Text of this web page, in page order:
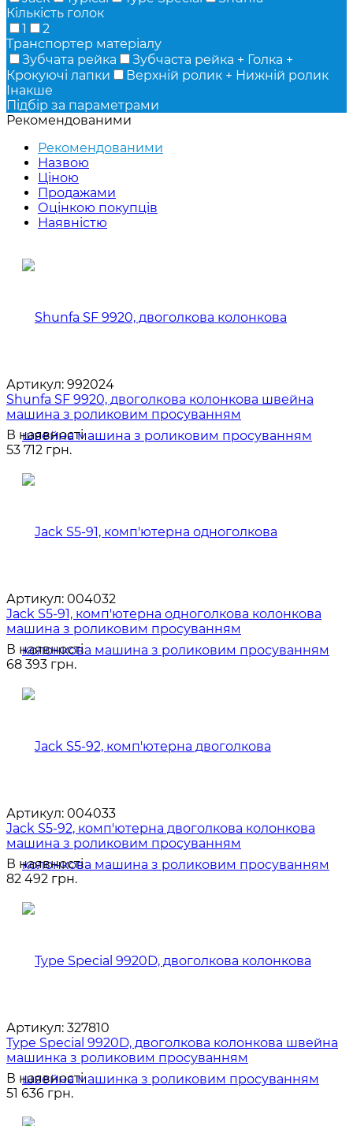
Кількість голок
1
2
Транспортер матеріалу
Зубчата рейка
Зубчаста рейка + Голка +
Крокуючі лапки
Верхній ролик + Нижній ролик
Інакше
Підбір за параметрами
Рекомендованими
Рекомендованими
Назвою
Ціною
Продажами
Оцінкою покупців
Наявністю
Артикул: 992024
Shunfa SF 9920, двоголкова колонкова швейна
машина з роликовим просуванням
В наявності
53 712 грн.
Артикул: 004032
Jack S5-91, комп'ютерна одноголкова колонкова
машина з роликовим просуванням
В наявності
68 393 грн.
Артикул: 004033
Jack S5-92, комп'ютерна двоголкова колонкова
машина з роликовим просуванням
В наявності
82 492 грн.
Артикул: 327810
Type Special 9920D, двоголкова колонкова швейна
машинка з роликовим просуванням
В наявності
51 636 грн.